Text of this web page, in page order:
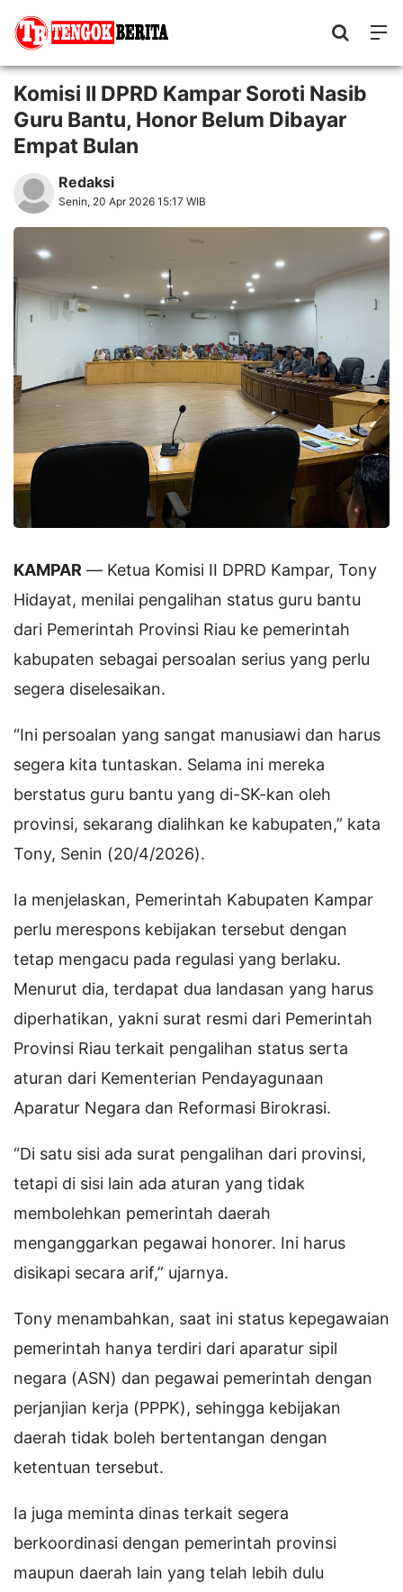
Komisi II DPRD Kampar Soroti Nasib
Guru Bantu, Honor Belum Dibayar
Empat Bulan
Redaksi
Senin, 20 Apr 2026 15:17 WIB
KAMPAR — Ketua Komisi II DPRD Kampar, Tony
Hidayat, menilai pengalihan status guru bantu
dari Pemerintah Provinsi Riau ke pemerintah
kabupaten sebagai persoalan serius yang perlu
segera diselesaikan.
“Ini persoalan yang sangat manusiawi dan harus
segera kita tuntaskan. Selama ini mereka
berstatus guru bantu yang di-SK-kan oleh
provinsi, sekarang dialihkan ke kabupaten,” kata
Tony, Senin (20/4/2026).
Ia menjelaskan, Pemerintah Kabupaten Kampar
perlu merespons kebijakan tersebut dengan
tetap mengacu pada regulasi yang berlaku.
Menurut dia, terdapat dua landasan yang harus
diperhatikan, yakni surat resmi dari Pemerintah
Provinsi Riau terkait pengalihan status serta
aturan dari Kementerian Pendayagunaan
Aparatur Negara dan Reformasi Birokrasi.
“Di satu sisi ada surat pengalihan dari provinsi,
tetapi di sisi lain ada aturan yang tidak
membolehkan pemerintah daerah
menganggarkan pegawai honorer. Ini harus
disikapi secara arif,” ujarnya.
Tony menambahkan, saat ini status kepegawaian
pemerintah hanya terdiri dari aparatur sipil
negara (ASN) dan pegawai pemerintah dengan
perjanjian kerja (PPPK), sehingga kebijakan
daerah tidak boleh bertentangan dengan
ketentuan tersebut.
Ia juga meminta dinas terkait segera
berkoordinasi dengan pemerintah provinsi
maupun daerah lain yang telah lebih dulu